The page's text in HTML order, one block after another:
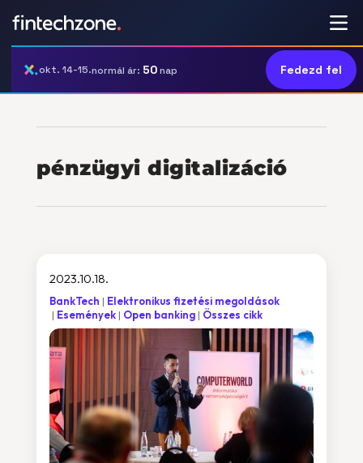
okt. 14-15.normál ár: 50nap Fedezd fel
pénzügyi digitalizáció
2023.10.18.
BankTech
Elektronikus fizetési megoldások
Események
Open banking Összes cikk